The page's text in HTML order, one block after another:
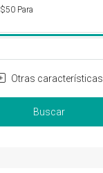
$50 Para
Otras características
Buscar